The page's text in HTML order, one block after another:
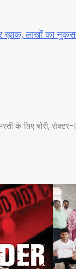
ख़ाक, लाखों का
के लिए चोरी, सेक्टर-